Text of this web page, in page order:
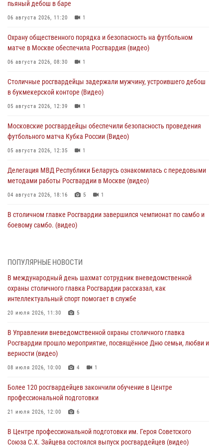
пьяный дебош в баре
06 августа 2026, 11:20 1
Охрану общественного порядка и безопасность на футбольном
матче в Москве обеспечила Росгвардия (видео)
06 августа 2026, 08:30 1
Столичные росгвардейцы задержали мужчину, устроившего дебош
в букмекерской конторе (Видео)
05 августа 2026, 12:39 1
Московские росгвардейцы обеспечили безопасность проведения
футбольного матча Кубка России (Видео)
05 августа 2026, 12:35 1
Делегация МВД Республики Беларусь ознакомилась с передовыми
методами работы Росгвардии в Москве (видео)
04 августа 2026, 18:16 5 1
В столичном главке Росгвардии завершился чемпионат по самбо и
боевому самбо. (видео)
Офицер Росгвардии стал гостем прямого эфира на «Радио Москвы»
04 августа 2026, 12:28
В Москве росгвардейцы задержали подозреваемого в нападении
на охранника торгового центра (видео)
В Главном управлении Росгвардии по городу Москве подвели итоги
работы подразделений за прошедший месяц
03 августа 2026, 13:00
На востоке Москвы сотрудники Росгвардии задержали мужчину,
находящегося в федеральном розыске (видео)
03 августа 2026, 12:00
ПОПУЛЯРНЫЕ НОВОСТИ
В международный день шахмат сотрудник вневедомственной
охраны столичного главка Росгвардии рассказал, как
интеллектуальный спорт помогает в службе
20 июля 2026, 11:30 5
В Управлении вневедомственной охраны столичного главка
Росгвардии прошло мероприятие, посвящённое Дню семьи, любви и
верности (видео)
08 июля 2026, 10:00 4 1
Более 120 росгвардейцев закончили обучение в Центре
профессиональной подготовки
21 июля 2026, 12:00 6
В Центре профессиональной подготовки им. Героя Советского
Союза С.Х. Зайцева состоялся выпуск росгвардейцев (видео)